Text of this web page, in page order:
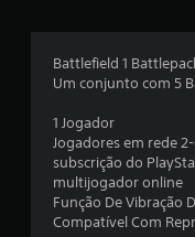
Battlefield 1
Um conjunto com 5
1 Jogador
Jogadores em rede
subscrição do
multijogador online
Função De Vibração
Compatível Com